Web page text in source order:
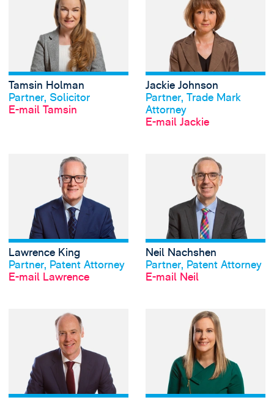
Profil anschauen
Tamsin Holman
Partner, Solicitor
E-mail Tamsin
Profil anschauen
Jackie Johnson
Partner, Trade Mark
Attorney
E-mail Jackie
Profil anschauen
Lawrence King
Partner, Patent Attorney
E-mail Lawrence
View Lawrence
Profil anschauen
Neil Nachshen
Partner, Patent Attorney
E-mail Neil
View Simon